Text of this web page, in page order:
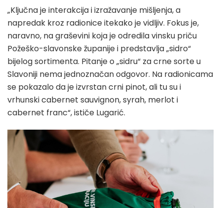
„Ključna je interakcija i izražavanje mišljenja, a
napredak kroz radionice itekako je vidljiv. Fokus je,
naravno, na graševini koja je odredila vinsku priču
Požeško-slavonske županije i predstavlja „sidro“
bijelog sortimenta. Pitanje o „sidru“ za crne sorte u
Slavoniji nema jednoznačan odgovor. Na radionicama
se pokazalo da je izvrstan crni pinot, ali tu su i
vrhunski cabernet sauvignon, syrah, merlot i
cabernet franc“, ističe Lugarić.